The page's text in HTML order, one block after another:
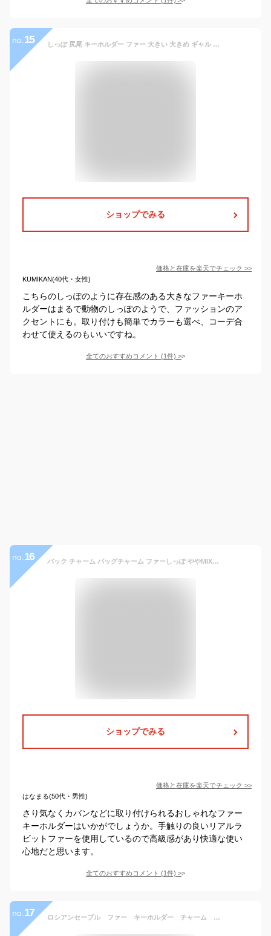
no. 15 しっぽ 尻尾 キーホルダー ファー 大きい 大きめ ギャル フェイクファー チャーム レディース メンズ ファーチャーム ファーストラップ 巨大 40cm バッグチャーム アクセサリー ファー スマホ y2k コスプレ 狐のしっぽ 猫のしっぽ 白 メール便
ショップでみる
価格と在庫を楽天でチェック >>
KUMIKAN(40代・女性)
こちらのしっぽのように存在感のある大きなファーキーホ
ルダーはまるで動物のしっぽのようで、ファッションのア
クセントにも。取り付けも簡単でカラーも選べ、コーデ合
わせて使えるのもいいですね。
全てのおすすめコメント (1件) >
no. 16 バック チャーム バッグチャーム ファーしっぽ ややMIX系 ラビットファー リアルファー シルバー チェーン キーホルダー キーリング キーチャーム ラベンダー
ショップでみる
価格と在庫を楽天でチェック >>
はなまる(50代・男性)
さり気なくカバンなどに取り付けられるおしゃれなファー
キーホルダーはいかがでしょうか。手触りの良いリアルラ
ビットファーを使用しているので高級感があり快適な使い
心地だと思います。
全てのおすすめコメント (1件) >
no. 17 ロシアンセーブル ファー キーホルダー チャーム 手触り良い 日本製 送料無料